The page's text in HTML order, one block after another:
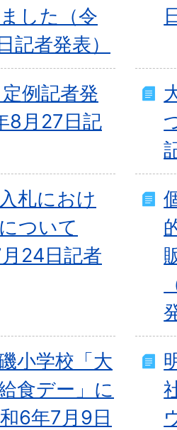
した（令
記者発表）
例記者発
8月27日記
札におけ
ついて
月24日記者
小学校「大
食デー」に
6年7月9日